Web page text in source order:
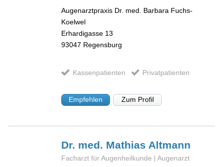
Augenarztpraxis Dr. med. Barbara Fuchs-
Koelwel
Erhardigasse 13
93047 Regensburg
Kassenpatienten Privatpatienten
Empfehlen Zum Profil
Dr. med. Mathias Altmann
Facharzt für Augenheilkunde | Augenarzt